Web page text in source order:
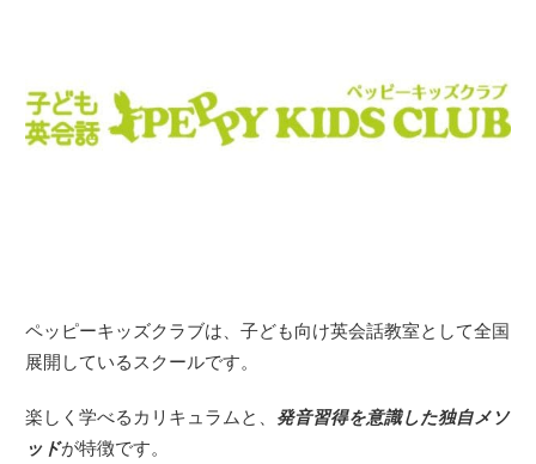
ペッピーキッズクラブは、子ども向け英会話教室として全国
展開しているスクールです。
楽しく学べるカリキュラムと、 発音習得を意識した独自メソ
ッドが特徴です。